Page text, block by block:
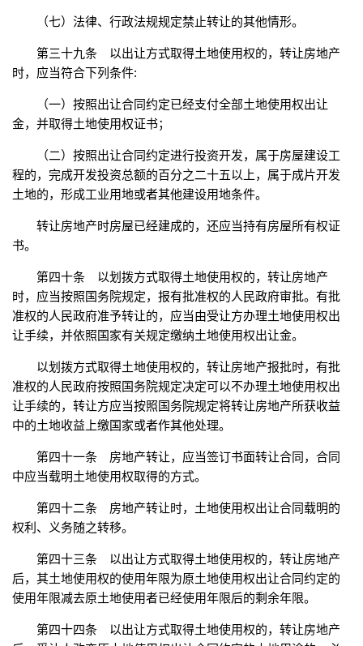
（七）法律、行政法规规定禁止转让的其他情形。
第三十九条 以出让方式取得土地使用权的，转让房地产
时，应当符合下列条件:
（一）按照出让合同约定已经支付全部土地使用权出让
金，并取得土地使用权证书；
（二）按照出让合同约定进行投资开发，属于房屋建设工
程的，完成开发投资总额的百分之二十五以上，属于成片开发
土地的，形成工业用地或者其他建设用地条件。
转让房地产时房屋已经建成的，还应当持有房屋所有权证
书。
第四十条 以划拨方式取得土地使用权的，转让房地产
时，应当按照国务院规定，报有批准权的人民政府审批。有批
准权的人民政府准予转让的，应当由受让方办理土地使用权出
让手续，并依照国家有关规定缴纳土地使用权出让金。
以划拨方式取得土地使用权的，转让房地产报批时，有批
准权的人民政府按照国务院规定决定可以不办理土地使用权出
让手续的，转让方应当按照国务院规定将转让房地产所获收益
中的土地收益上缴国家或者作其他处理。
第四十一条 房地产转让，应当签订书面转让合同，合同
中应当载明土地使用权取得的方式。
第四十二条 房地产转让时，土地使用权出让合同载明的
权利、义务随之转移。
第四十三条 以出让方式取得土地使用权的，转让房地产
后，其土地使用权的使用年限为原土地使用权出让合同约定的
使用年限减去原土地使用者已经使用年限后的剩余年限。
第四十四条 以出让方式取得土地使用权的，转让房地产